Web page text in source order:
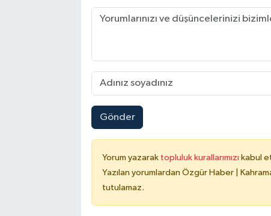
Gönder
Yorum yazarak topluluk kurallarımızı kabul
Yazılan yorumlardan Özgür Haber |
tutulamaz.